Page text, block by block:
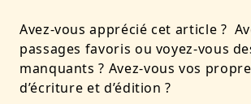
Avez-vous apprécié cet article ?
passages favoris ou voyez-vous
manquants ? Avez-vous vos
d’écriture et d’édition ?